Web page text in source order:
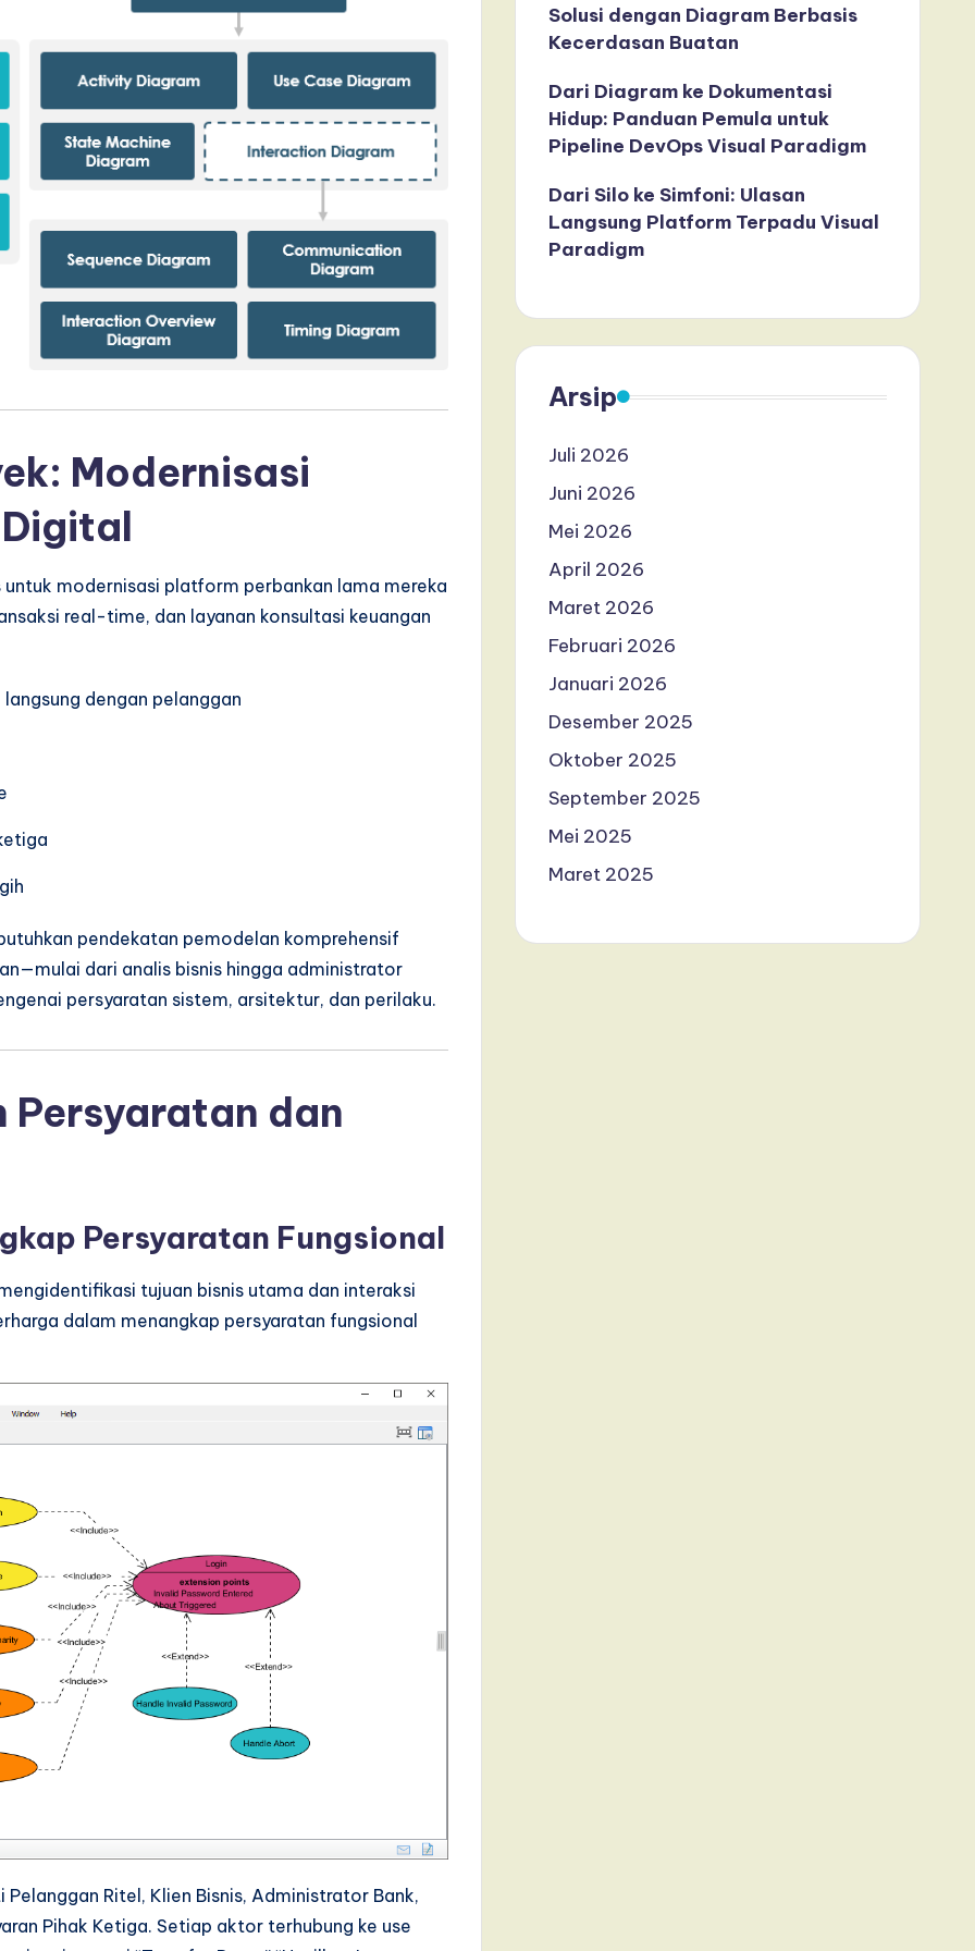
Modernisasi
modernisasi platform perbankan lama mereka
real-time, dan layanan konsultasi keuangan
dengan pelanggan
pendekatan pemodelan komprehensif
dari analis bisnis hingga administrator
persyaratan sistem, arsitektur, dan perilaku.
Persyaratan dan
Persyaratan Fungsional
tujuan bisnis utama dan interaksi
dalam menangkap persyaratan fungsional
Ritel, Klien Bisnis, Administrator Bank,
Pihak Ketiga. Setiap aktor terhubung ke use
Solusi dengan Diagram Berbasis
Kecerdasan Buatan
Dari Diagram ke Dokumentasi
Hidup: Panduan Pemula untuk
Pipeline DevOps Visual Paradigm
Dari Silo ke Simfoni: Ulasan
Langsung Platform Terpadu Visual
Paradigm
Arsip
Juli 2026
Juni 2026
Mei 2026
April 2026
Maret 2026
Februari 2026
Januari 2026
Desember 2025
Oktober 2025
September 2025
Mei 2025
Maret 2025